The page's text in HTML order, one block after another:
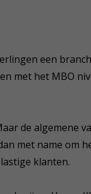
een
met het MBO
de algemene
met name om
klanten.